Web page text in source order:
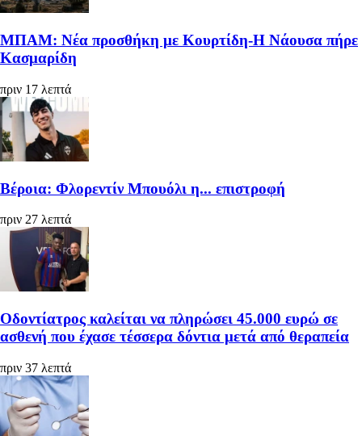
ΜΠΑΜ: Νέα προσθήκη με Κουρτίδη-Η Νάουσα πήρε
Κασμαρίδη
πριν 17 λεπτά
Βέροια: Φλορεντίν Μπουόλι η... επιστροφή
πριν 27 λεπτά
Οδοντίατρος καλείται να πληρώσει 45.000 ευρώ σε
ασθενή που έχασε τέσσερα δόντια μετά από θεραπεία
πριν 37 λεπτά